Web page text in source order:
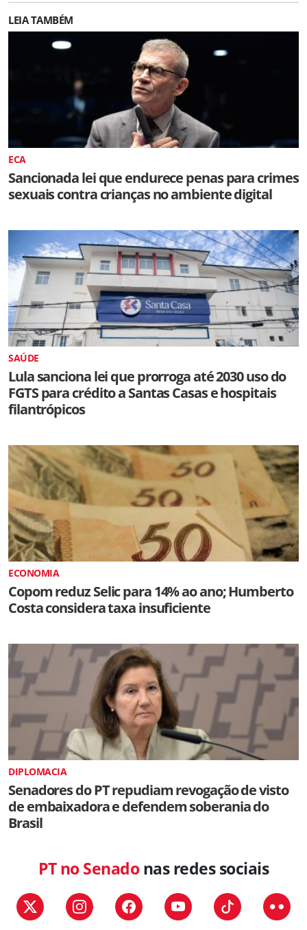
LEIA TAMBÉM
ECA
Sancionada lei que endurece penas para crimes
sexuais contra crianças no ambiente digital
SAÚDE
Lula sanciona lei que prorroga até 2030 uso do
FGTS para crédito a Santas Casas e hospitais
filantrópicos
ECONOMIA
Copom reduz Selic para 14% ao ano; Humberto
Costa considera taxa insuficiente
DIPLOMACIA
Senadores do PT repudiam revogação de visto
de embaixadora e defendem soberania do
Brasil
PT no Senadonas redes sociais